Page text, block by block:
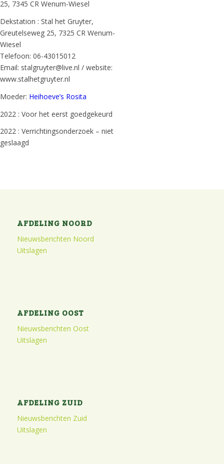
25, 7345 CR Wenum-Wiesel
Dekstation : Stal het Gruyter,
Greutelseweg 25, 7325 CR Wenum-
Wiesel
Telefoon: 06-43015012
Email: stalgruyter@live.nl / website:
www.stalhetgruyter.nl
Moeder: Heihoeve’s Rosita
2022 : Voor het eerst goedgekeurd
2022 : Verrichtingsonderzoek – niet
geslaagd
AFDELING NOORD
Nieuwsberichten Noord
Uitslagen
AFDELING OOST
Nieuwsberichten Oost
Uitslagen
AFDELING ZUID
Nieuwsberichten Zuid
Uitslagen